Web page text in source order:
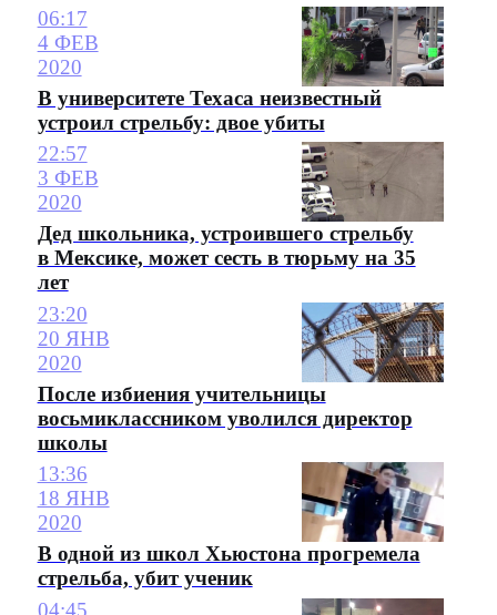
06:17
4 ФЕВ
2020
В университете Техаса неизвестный
устроил стрельбу: двое убиты
22:57
3 ФЕВ
2020
Дед школьника, устроившего стрельбу
в Мексике, может сесть в тюрьму на 35
лет
23:20
20 ЯНВ
2020
После избиения учительницы
восьмиклассником уволился директор
школы
13:36
18 ЯНВ
2020
В одной из школ Хьюстона прогремела
стрельба, убит ученик
04:45